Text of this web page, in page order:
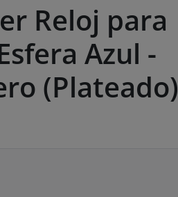
Reloj para
Azul -
(Plateado)